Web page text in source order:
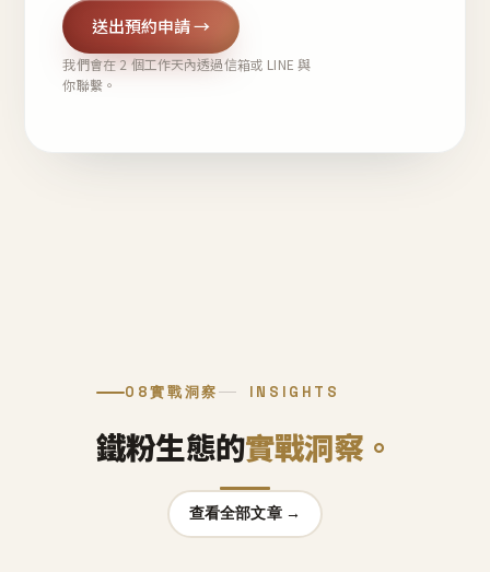
送出預約申請 →
我們會在 2 個工作天內透過信箱或 LINE 與
你聯繫。
08實戰洞察 INSIGHTS
鐵粉生態的實戰洞察。
查看全部文章 →